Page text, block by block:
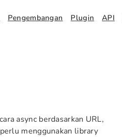
Pengembangan Plugin API
async berdasarkan URL,
menggunakan library